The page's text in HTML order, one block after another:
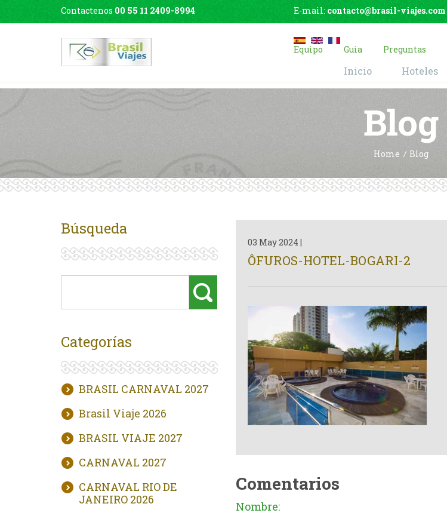
Contactenos 00 55 11 2409-8994 E-mail: contacto@brasil-viajes.com
Equipo Guia Preguntas
Inicio Hoteles
Blog
Home Blog
Búsqueda
Categorías
BRASIL CARNAVAL 2027
Brasil Viaje 2026
BRASIL VIAJE 2027
CARNAVAL 2027
CARNAVAL RIO DE
JANEIRO 2026
03 May 2024 |
ÔFUROS-HOTEL-BOGARI-2
Comentarios
Nombre: